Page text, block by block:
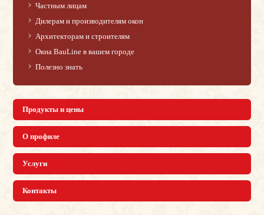
Частным лицам
Дилерам и производителям окон
Архитекторам и строителям
Окна BauLine в вашем городе
Полезно знать
Продукты и цены
О профиле
Услуги
Контакты